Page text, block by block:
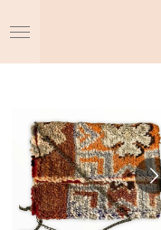
direct